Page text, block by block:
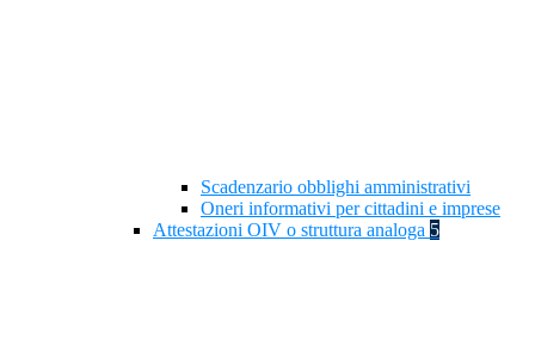
Scadenzario obblighi amministrativi
Oneri informativi per cittadini e imprese
Attestazioni OIV o struttura analoga 5